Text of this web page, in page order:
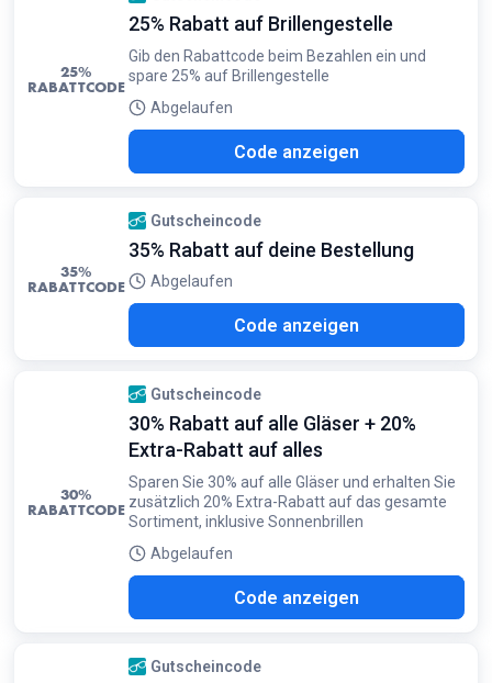
25%
RABATTCODE
25% Rabatt auf Brillengestelle
Gib den Rabattcode beim Bezahlen ein und
spare 25% auf Brillengestelle
Abgelaufen
Code anzeigen
35%
RABATTCODE
Gutscheincode
35% Rabatt auf deine Bestellung
Abgelaufen
Code anzeigen
30%
RABATTCODE
Gutscheincode
30% Rabatt auf alle Gläser + 20%
Extra-Rabatt auf alles
Sparen Sie 30% auf alle Gläser und erhalten Sie
zusätzlich 20% Extra-Rabatt auf das gesamte
Sortiment, inklusive Sonnenbrillen
Abgelaufen
Code anzeigen
Gutscheincode